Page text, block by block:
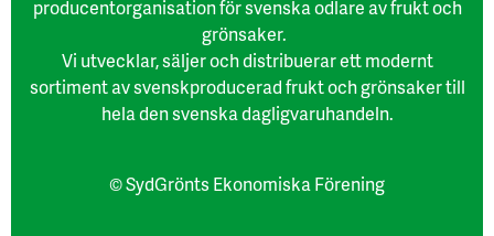
producentorganisation för svenska odlare av frukt och
grönsaker.
Vi utvecklar, säljer och distribuerar ett modernt
sortiment av svenskproducerad frukt och grönsaker till
hela den svenska dagligvaruhandeln.
© SydGrönts Ekonomiska Förening